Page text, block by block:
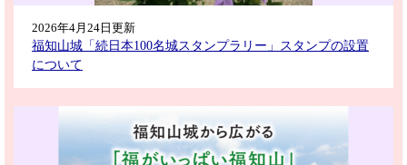
2026年4月24日更新
福知山城「続日本100名城スタンプラリー」スタンプの設置
について